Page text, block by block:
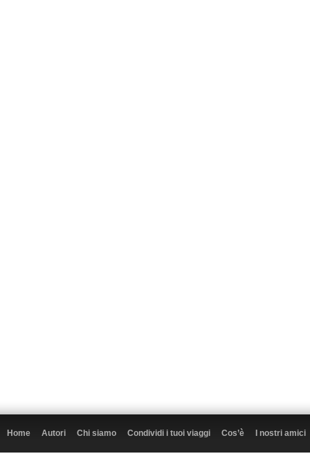
Home Autori Chi siamo Condividi i tuoi viaggi Cos’è I nostri amici